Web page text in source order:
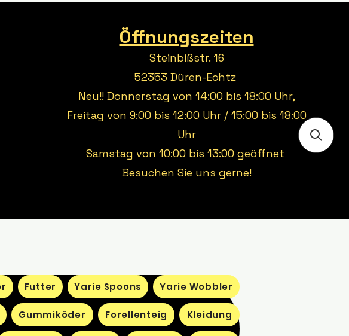
Öffnungszeiten
Steinbißstr. 16
52353 Düren-Echtz
Neu!! Donnerstag von 14:00 bis 18:00 Uhr,
Freitag von 9:00 bis 12:00 Uhr / 15:00 bis 18:00
Uhr
Samstag von 10:00 bis 13:00 geöffnet
Besuchen Sie uns gerne!
Futter Yarie Spoons Yarie Wobbler
Gummiköder Forellenteig Kleidung